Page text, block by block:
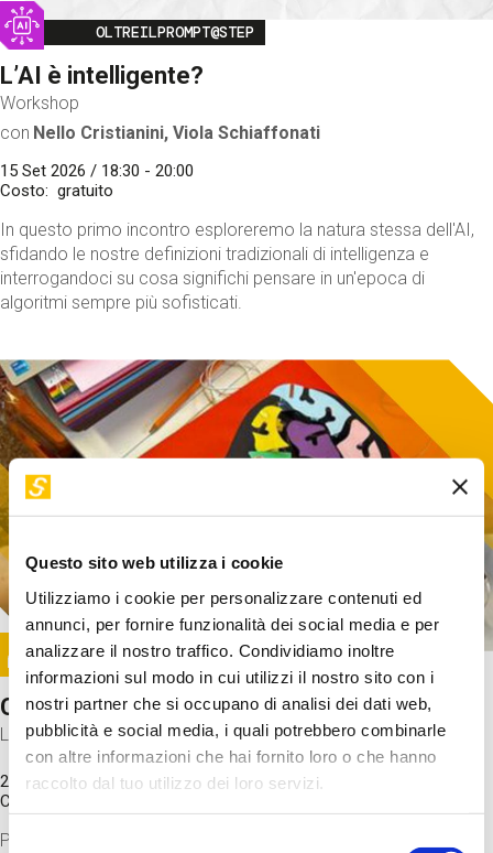
Questo sito web utilizza i cookie
Utilizziamo i cookie per personalizzare contenuti ed
annunci, per fornire funzionalità dei social media e per
analizzare il nostro traffico. Condividiamo inoltre
informazioni sul modo in cui utilizzi il nostro sito con i
nostri partner che si occupano di analisi dei dati web,
pubblicità e social media, i quali potrebbero combinarle
con altre informazioni che hai fornito loro o che hanno
raccolto dal tuo utilizzo dei loro servizi.
Selezione
Image
OLTREILPROMPT@STEP
L’AI è intelligente?
Workshop
con Nello Cristianini, Viola Schiaffonati
15 Set 2026 / 18:30 - 20:00
Costo
gratuito
In questo primo incontro esploreremo la natura stessa dell'AI,
sfidando le nostre definizioni tradizionali di intelligenza e
interrogandoci su cosa significhi pensare in un'epoca di
algoritmi sempre più sofisticati.
Image
SUNDAY@STEP
Come funziona il cervello?
Laboratorio
20 Set 2026 / 11:15 - 13:00
Costo
Proveremo a costruire un cervello in cartoncino cercando di